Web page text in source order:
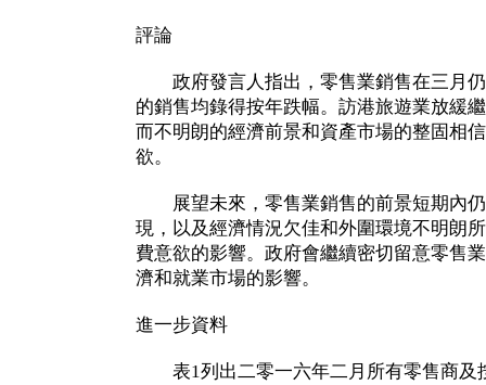
評論
政府發言人指出，零售業銷售在三月仍
的銷售均錄得按年跌幅。訪港旅遊業放緩
而不明朗的經濟前景和資產市場的整固相
欲。
展望未來，零售業銷售的前景短期內仍
現，以及經濟情況欠佳和外圍環境不明朗
費意欲的影響。政府會繼續密切留意零售
濟和就業市場的影響。
進一步資料
表1列出二零一六年二月所有零售商及